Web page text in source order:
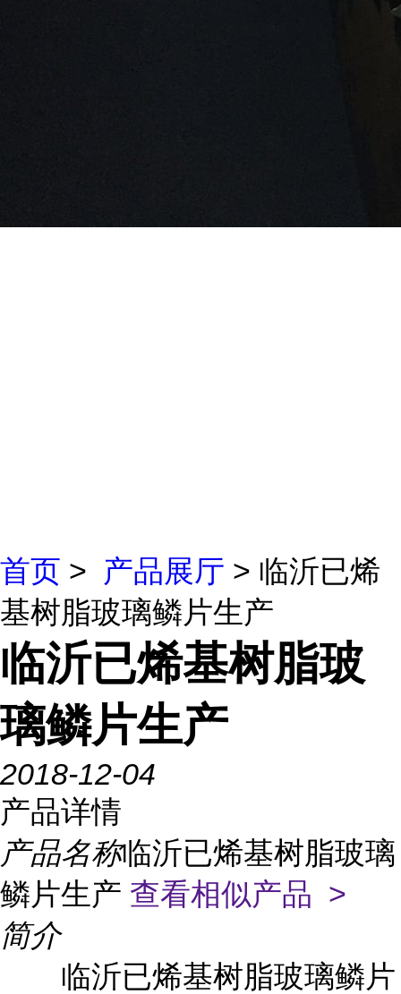
首页 > 产品展厅 > 临沂已烯
基树脂玻璃鳞片生产
临沂已烯基树脂玻
璃鳞片生产
2018-12-04
产品详情
产品名称临沂已烯基树脂玻璃
鳞片生产 查看相似产品 >
简介
临沂已烯基树脂玻璃鳞片